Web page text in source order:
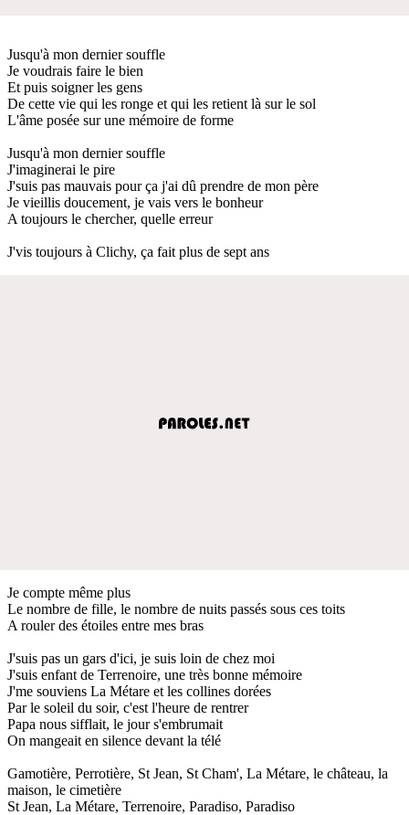
Jusqu'à mon dernier souffle
Je voudrais faire le bien
Et puis soigner les gens
De cette vie qui les ronge et qui les retient là sur le sol
L'âme posée sur une mémoire de forme
Jusqu'à mon dernier souffle
J'imaginerai le pire
J'suis pas mauvais pour ça j'ai dû prendre de mon père
Je vieillis doucement, je vais vers le bonheur
A toujours le chercher, quelle erreur
J'vis toujours à Clichy, ça fait plus de sept ans
Je compte même plus
Le nombre de fille, le nombre de nuits passés sous ces toits
A rouler des étoiles entre mes bras
J'suis pas un gars d'ici, je suis loin de chez moi
J'suis enfant de Terrenoire, une très bonne mémoire
J'me souviens La Métare et les collines dorées
Par le soleil du soir, c'est l'heure de rentrer
Papa nous sifflait, le jour s'embrumait
On mangeait en silence devant la télé
Gamotière, Perrotière, St Jean, St Cham', La Métare, le château, la
maison, le cimetière
St Jean, La Métare, Terrenoire, Paradiso, Paradiso